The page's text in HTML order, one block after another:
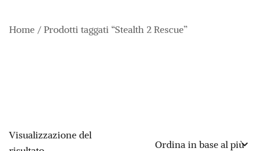
Home / Prodotti taggati “Stealth 2 Rescue”
Visualizzazione del